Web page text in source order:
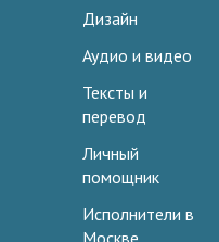
Дизайн
Аудио и видео
Тексты и
перевод
Личный
помощник
Исполнители в